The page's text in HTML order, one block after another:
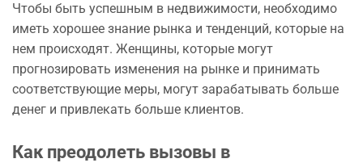
Чтобы быть успешным в недвижимости, необходимо
иметь хорошее знание рынка и тенденций, которые на
нем происходят. Женщины, которые могут
прогнозировать изменения на рынке и принимать
соответствующие меры, могут зарабатывать больше
денег и привлекать больше клиентов.
Как преодолеть вызовы в